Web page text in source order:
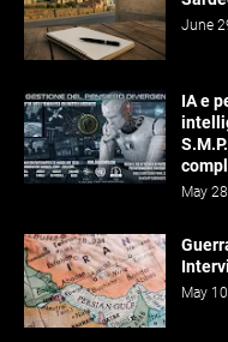
June
IA e
May
May